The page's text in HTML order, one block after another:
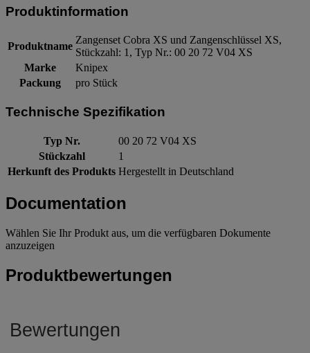
Produktinformation
Produktname
Zangenset Cobra XS und Zangenschlüssel XS,
Stückzahl: 1, Typ Nr.: 00 20 72 V04 XS
Marke
Knipex
Packung
pro Stück
Technische Spezifikation
Typ Nr.
00 20 72 V04 XS
Stückzahl
1
Herkunft des Produkts Hergestellt in Deutschland
Documentation
Wählen Sie Ihr Produkt aus, um die verfügbaren Dokumente
anzuzeigen
Produktbewertungen